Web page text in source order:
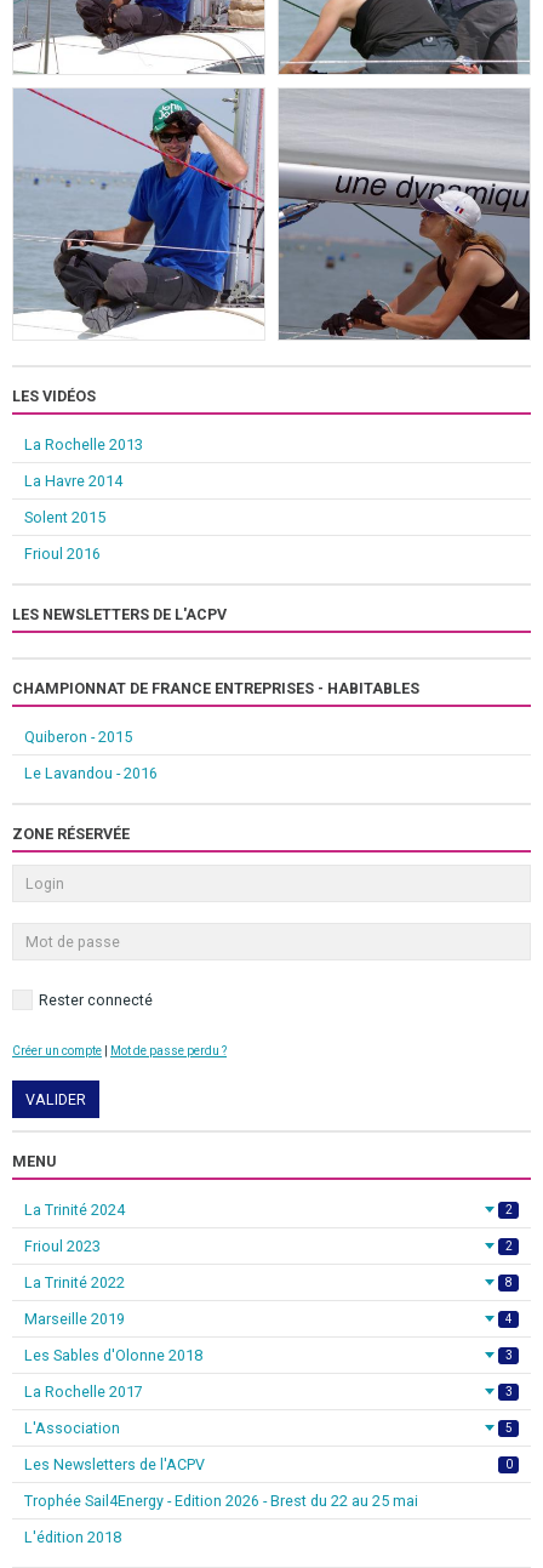
LES VIDÉOS
La Rochelle 2013
La Havre 2014
Solent 2015
Frioul 2016
LES NEWSLETTERS DE L'ACPV
CHAMPIONNAT DE FRANCE ENTREPRISES - HABITABLES
Quiberon - 2015
Le Lavandou - 2016
ZONE RÉSERVÉE
Rester connecté
Créer un compte Mot de passe perdu ?
VALIDER
MENU
La Trinité 2024 2
Frioul 2023 2
La Trinité 2022 8
Marseille 2019 4
Les Sables d'Olonne 2018 3
La Rochelle 2017 3
L'Association 5
Les Newsletters de l'ACPV 0
Trophée Sail4Energy - Edition 2026 - Brest du 22 au 25 mai
L'édition 2018